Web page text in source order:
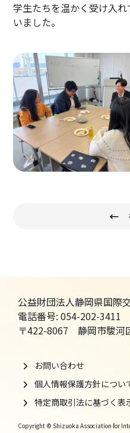
←
学生たちを温かく受け入
いました。
公益財団法人静岡県国際
電話番号: 054-202-3411
〒422-8067 静岡市駿
お問い合わせ
個人情報保護方針につい
特定商取引法に基づく表
Copyright © Shizuoka Association for